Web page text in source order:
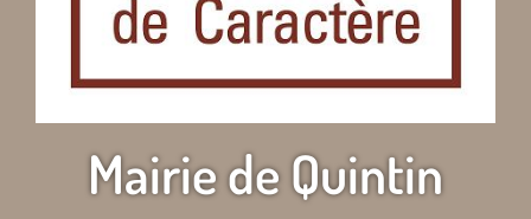
Mairie de Quintin